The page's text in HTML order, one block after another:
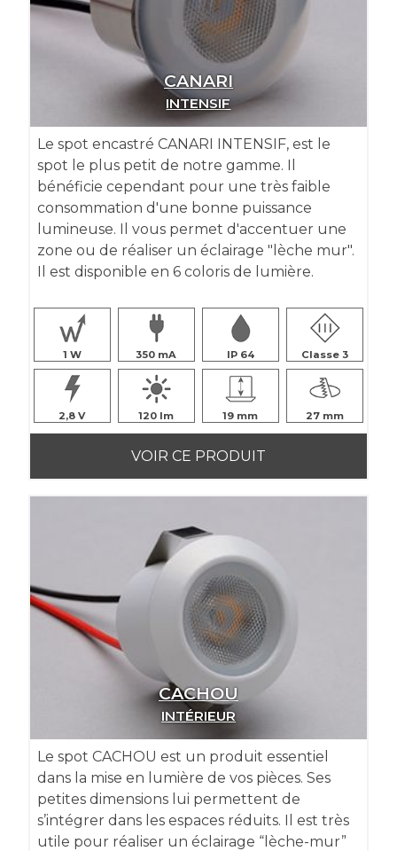
CANARI
INTENSIF
Le spot encastré CANARI INTENSIF, est le
spot le plus petit de notre gamme. Il
bénéficie cependant pour une très faible
consommation d'une bonne puissance
lumineuse. Il vous permet d'accentuer une
zone ou de réaliser un éclairage "lèche mur".
Il est disponible en 6 coloris de lumière.
1 350 IP 64 Classe 3
2,8 120 19 27
VOIR CE PRODUIT
CACHOU
INTÉRIEUR
Le spot CACHOU est un produit essentiel
dans la mise en lumière de vos pièces. Ses
petites dimensions lui permettent de
s’intégrer dans les espaces réduits. Il est très
utile pour réaliser un éclairage “lèche-mur”